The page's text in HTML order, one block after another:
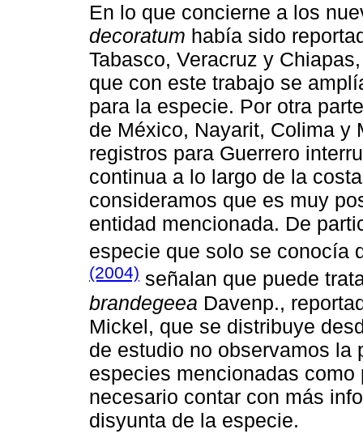
En lo que concierne a los
decoratum había sido
Tabasco, Veracruz y
que con este trabajo se
para la especie. Por otra
de México, Nayarit, Colima y
registros para Guerrero
continua a lo largo de la
consideramos que es muy
entidad mencionada. De
especie que solo se conocía
(2004) señalan que puede
brandegeea Davenp.,
Mickel, que se distribuye
de estudio no observamos la
especies mencionadas
necesario contar con más
disyunta de la especie.